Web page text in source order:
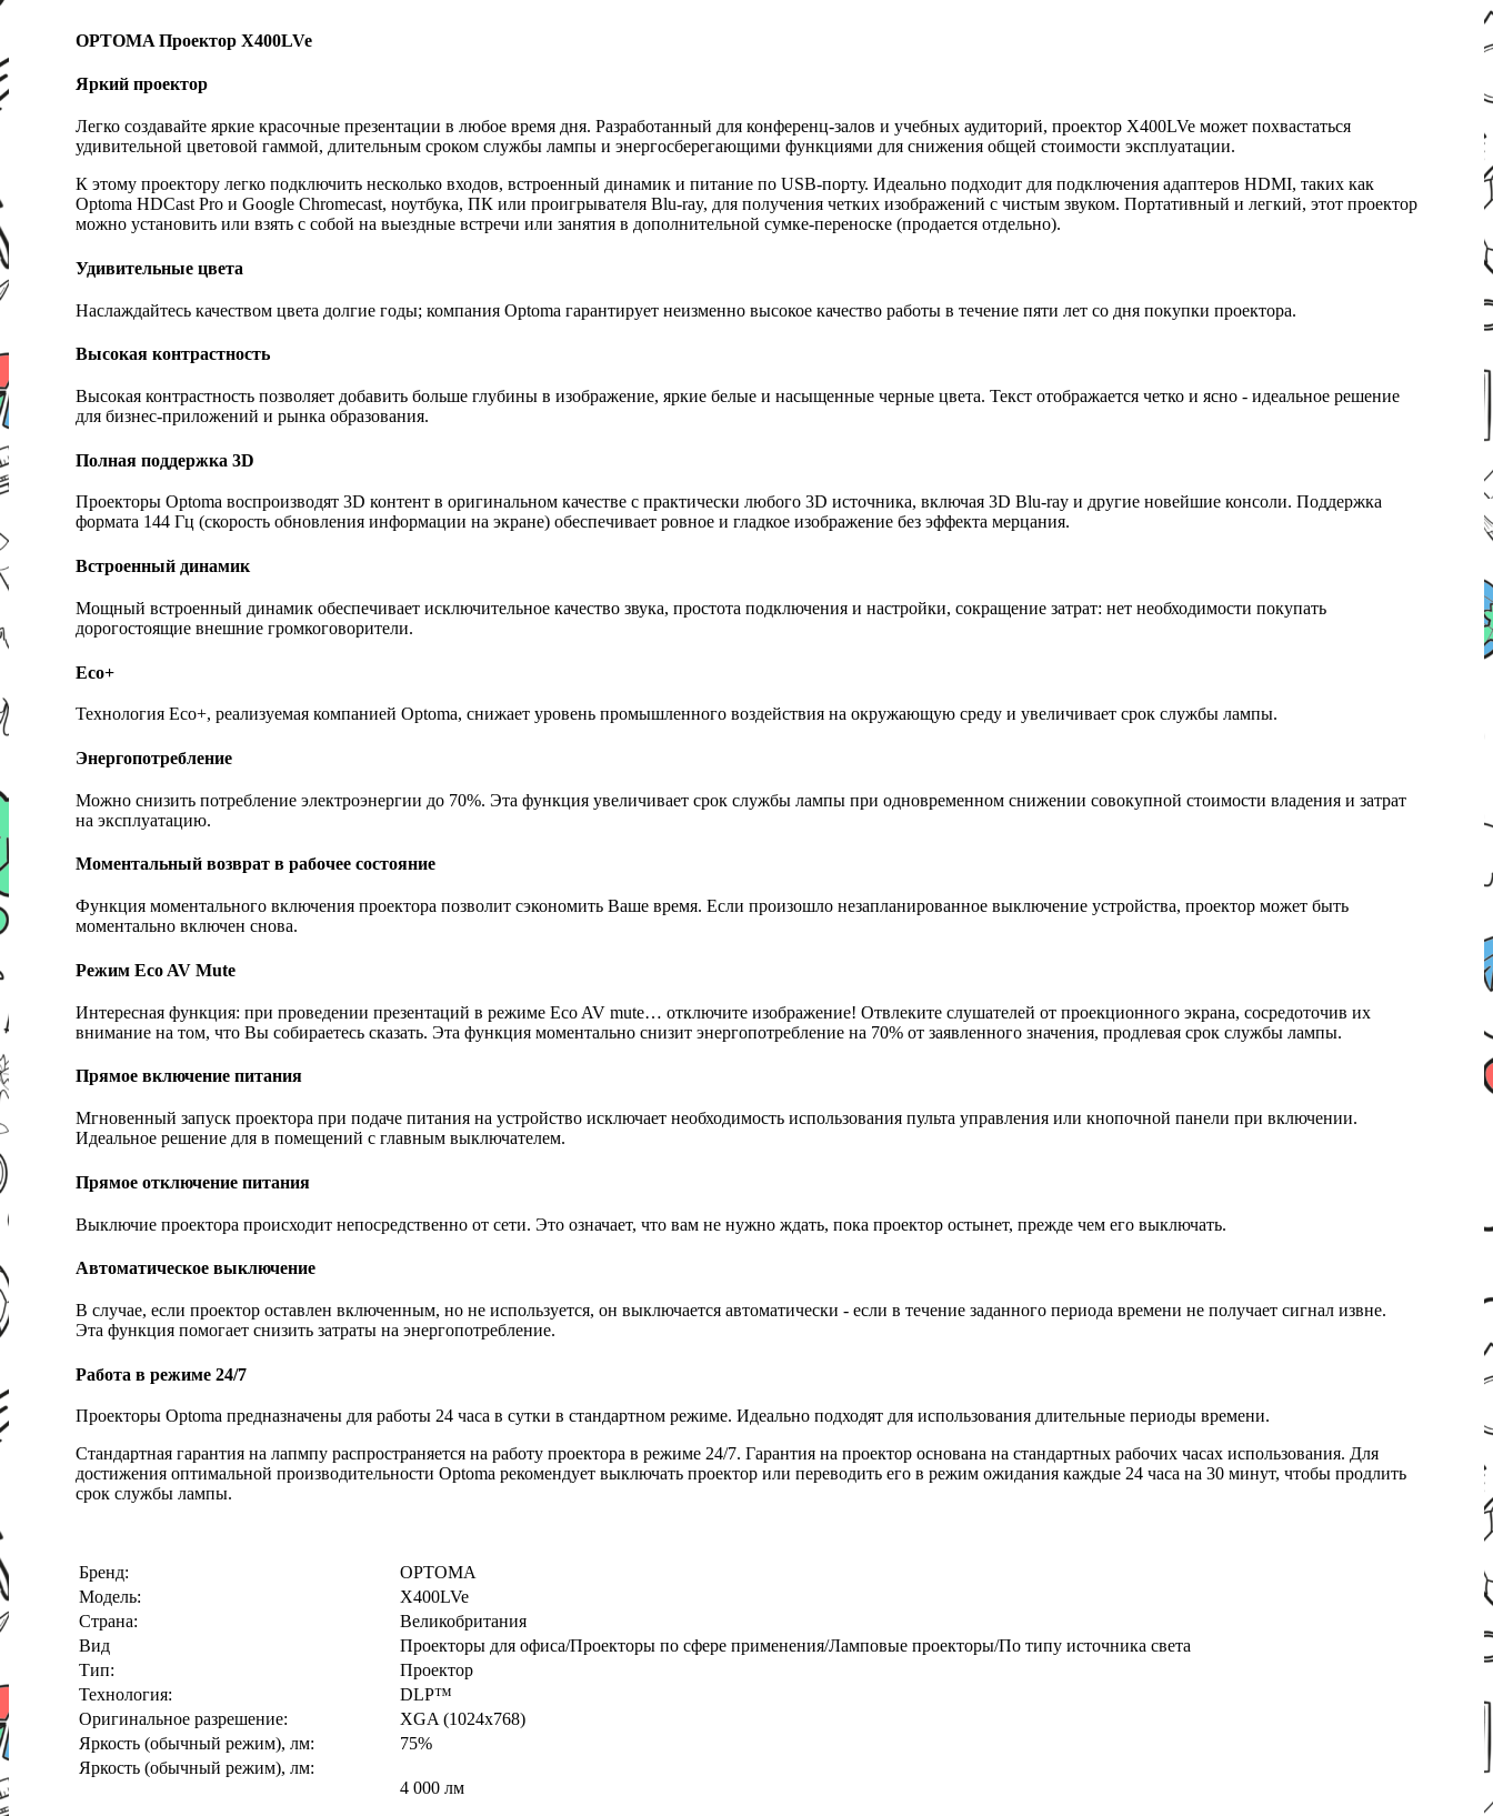
OPTOMA Проектор X400LVe
Яркий проектор
Легко создавайте яркие красочные презентации в любое время дня. Разработанный для конференц-залов и учебных аудиторий, проектор X400LVe может похвастаться
удивительной цветовой гаммой, длительным сроком службы лампы и энергосберегающими функциями для снижения общей стоимости эксплуатации.
К этому проектору легко подключить несколько входов, встроенный динамик и питание по USB-порту. Идеально подходит для подключения адаптеров HDMI, таких как
Optoma HDCast Pro и Google Chromecast, ноутбука, ПК или проигрывателя Blu-ray, для получения четких изображений с чистым звуком. Портативный и легкий, этот проектор
можно установить или взять с собой на выездные встречи или занятия в дополнительной сумке-переноске (продается отдельно).
Удивительные цвета
Наслаждайтесь качеством цвета долгие годы; компания Optoma гарантирует неизменно высокое качество работы в течение пяти лет со дня покупки проектора.
Высокая контрастность
Высокая контрастность позволяет добавить больше глубины в изображение, яркие белые и насыщенные черные цвета. Текст отображается четко и ясно - идеальное решение
для бизнес-приложений и рынка образования.
Полная поддержка 3D
Проекторы Optoma воспроизводят 3D контент в оригинальном качестве с практически любого 3D источника, включая 3D Blu-ray и другие новейшие консоли. Поддержка
формата 144 Гц (скорость обновления информации на экране) обеспечивает ровное и гладкое изображение без эффекта мерцания.
Встроенный динамик
Мощный встроенный динамик обеспечивает исключительное качество звука, простота подключения и настройки, сокращение затрат: нет необходимости покупать
дорогостоящие внешние громкоговорители.
Eco+
Технология Eco+, реализуемая компанией Optoma, снижает уровень промышленного воздействия на окружающую среду и увеличивает срок службы лампы.
Энергопотребление
Можно снизить потребление электроэнергии до 70%. Эта функция увеличивает срок службы лампы при одновременном снижении совокупной стоимости владения и затрат
на эксплуатацию.
Моментальный возврат в рабочее состояние
Функция моментального включения проектора позволит сэкономить Ваше время. Если произошло незапланированное выключение устройства, проектор может быть
моментально включен снова.
Режим Eco AV Mute
Интересная функция: при проведении презентаций в режиме Eco AV mute… отключите изображение! Отвлеките слушателей от проекционного экрана, сосредоточив их
внимание на том, что Вы собираетесь сказать. Эта функция моментально снизит энергопотребление на 70% от заявленного значения, продлевая срок службы лампы.
Прямое включение питания
Мгновенный запуск проектора при подаче питания на устройство исключает необходимость использования пульта управления или кнопочной панели при включении.
Идеальное решение для в помещений с главным выключателем.
Прямое отключение питания
Выключие проектора происходит непосредственно от сети. Это означает, что вам не нужно ждать, пока проектор остынет, прежде чем его выключать.
Автоматическое выключение
В случае, если проектор оставлен включенным, но не используется, он выключается автоматически - если в течение заданного периода времени не получает сигнал извне.
Эта функция помогает снизить затраты на энергопотребление.
Работа в режиме 24/7
Проекторы Optoma предназначены для работы 24 часа в сутки в стандартном режиме. Идеально подходят для использования длительные периоды времени.
Стандартная гарантия на лапмпу распространяется на работу проектора в режиме 24/7. Гарантия на проектор основана на стандартных рабочих часах использования. Для
достижения оптимальной производительности Optoma рекомендует выключать проектор или переводить его в режим ожидания каждые 24 часа на 30 минут, чтобы продлить
срок службы лампы.
Бренд:
OPTOMA
Модель:
X400LVe
Страна:
Великобритания
Вид
Проекторы для офиса/Проекторы по сфере применения/Ламповые проекторы/По типу источника света
Тип:
Проектор
Технология:
DLP™
Оригинальное разрешение:
XGA (1024x768)
Яркость (обычный режим), лм:
75%
Яркость (обычный режим), лм:
4 000 лм